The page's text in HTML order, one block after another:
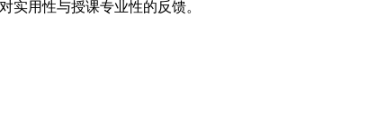
实用性与授课专业性的反馈。